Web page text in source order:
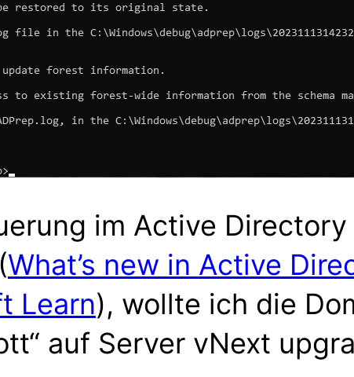
im Active
What’s new in Active
Learn), wollte ich die
auf Server vNext